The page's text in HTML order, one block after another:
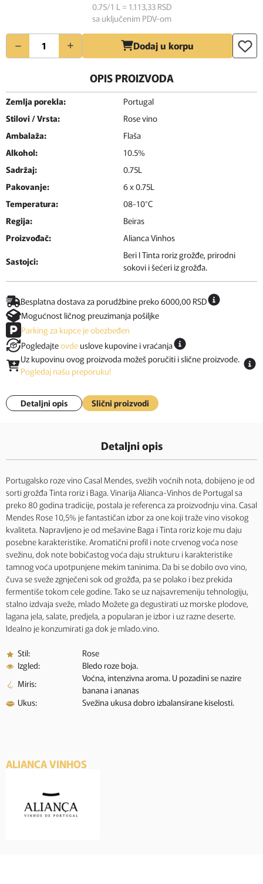
0.75/1 L = 1.113,33 RSD
sa uključenim PDV-om
Količina Dodaj u korpu
OPIS PROIZVODA
Zemlja porekla:
Portugal
Stilovi / Vrsta:
Rose vino
Ambalaža:
Flaša
Alkohol:
10.5%
Sadržaj:
0.75L
Pakovanje:
6 x 0.75L
Temperatura:
08-10°C
Regija:
Beiras
Proizvođač:
Alianca Vinhos
Sastojci:
Beri I Tinta roriz grožđe, prirodni
sokovi i šećeri iz grožđa.
Besplatna dostava za porudžbine preko 6000,00 RSD
Mogućnost ličnog preuzimanja pošiljke
Parking za kupce je obezbeđen
Pogledajteovde uslove kupovine i vraćanja
Uz kupovinu ovog proizvoda možeš poručiti i slične proizvode.
Pogledaj našu preporuku!
Detaljni opis Slični proizvodi
Detaljni opis
Portugalsko roze vino Casal Mendes, svežih voćnih nota, dobijeno je od
sorti grožđa Tinta roriz i Baga. Vinarija Alianca-Vinhos de Portugal sa
preko 80 godina tradicije, postala je referenca za proizvodnju vina. Casal
Mendes Rose 10,5% je fantastičan izbor za one koji traže vino visokog
kvaliteta. Napravljeno je od mešavine Baga i Tinta roriz koje mu daju
posebne karakteristike. Aromatični profil i note crvenog voća nose
svežinu, dok note bobičastog voća daju strukturu i karakteristike
tamnog voća upotpunjene mekim taninima. Da bi se dobilo ovo vino,
čuva se sveže zgnječeni sok od grožđa, pa se polako i bez prekida
fermentiše tokom cele godine. Tako se uz najsavremeniju tehnologiju,
stalno izdvaja sveže, mlado Možete ga degustirati uz morske plodove,
lagana jela, salate, predjela, a popularan je izbor i uz razne deserte.
Idealno je konzumirati ga dok je mlado.vino.
Stil:
Rose
Izgled:
Bledo roze boja.
Miris:
Voćna, intenzivna aroma. U pozadini se nazire
banana i ananas
Ukus:
Svežina ukusa dobro izbalansirane kiselosti.
ALIANCA VINHOS